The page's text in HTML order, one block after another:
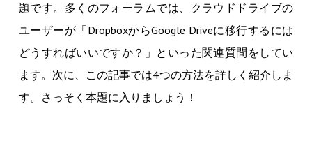
題です。多くのフォーラムでは、クラウドドライブの
ユーザーが「DropboxからGoogle Driveに移行するには
どうすればいいですか？」といった関連質問をしてい
ます。次に、この記事では4つの方法を詳しく紹介しま
す。さっそく本題に入りましょう！